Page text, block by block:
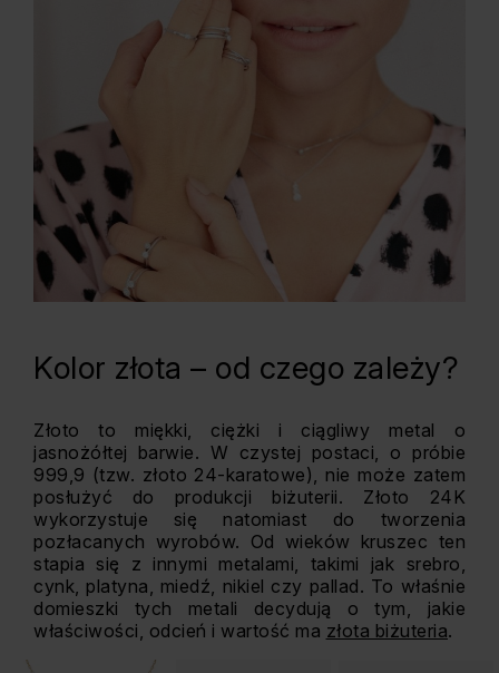
Kolor złota – od czego zależy?
Złoto to miękki, ciężki i ciągliwy metal o
jasnożółtej barwie. W czystej postaci, o próbie
999,9 (tzw. złoto 24-karatowe), nie może zatem
posłużyć do produkcji biżuterii. Złoto 24K
wykorzystuje się natomiast do tworzenia
pozłacanych wyrobów. Od wieków kruszec ten
stapia się z innymi metalami, takimi jak srebro,
cynk, platyna, miedź, nikiel czy pallad. To właśnie
domieszki tych metali decydują o tym, jakie
właściwości, odcień i wartość ma złota biżuteria.